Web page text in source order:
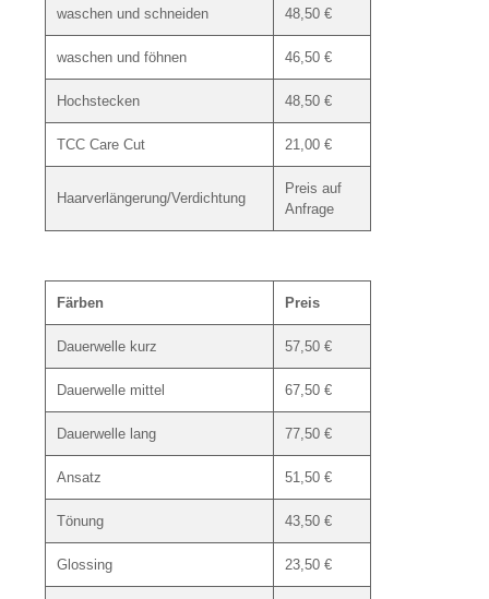
waschen und schneiden 48,50 €
waschen und föhnen 46,50 €
Hochstecken 48,50 €
TCC Care Cut 21,00 €
Haarverlängerung/Verdichtung
Preis auf
Anfrage
Färben Preis
Dauerwelle kurz 57,50 €
Dauerwelle mittel 67,50 €
Dauerwelle lang 77,50 €
Ansatz 51,50 €
Tönung 43,50 €
Glossing 23,50 €